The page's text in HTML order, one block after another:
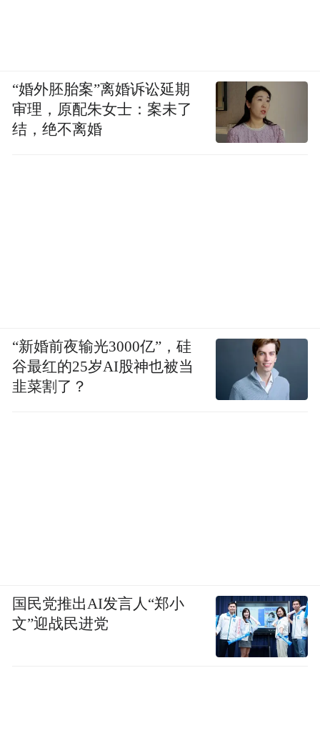
“婚外胚胎案”离婚诉讼延期
审理，原配朱女士：案未了
结，绝不离婚
“新婚前夜输光3000亿”，硅
谷最红的25岁AI股神也被当
韭菜割了？
国民党推出AI发言人“郑小
文”迎战民进党